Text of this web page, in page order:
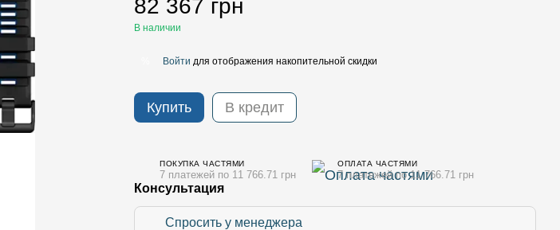
82 367 грн
В наличии
Войти для отображения накопительной скидки
Купить В кредит
ПОКУПКА ЧАСТЯМИ
7 платежей по 11 766.71 грн
ОПЛАТА ЧАСТЯМИ
7 платежей по 11 766.71 грн
Консультация
Спросить у менеджера